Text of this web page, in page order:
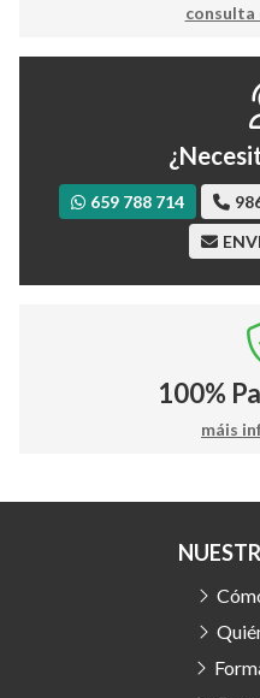
consulta
659 788 714
100%
máis